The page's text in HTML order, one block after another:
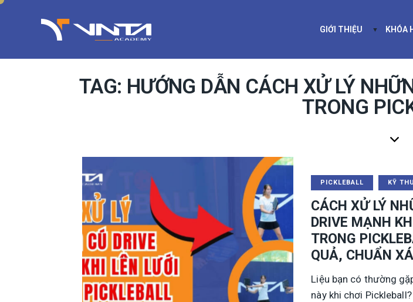
GIỚI THIỆU KHÓA
TAG: HƯỚNG DẪN CÁCH XỬ LÝ
TRONG
PICKLEBALL KỸ
CÁCH XỬ LÝ
DRIVE MẠNH
TRONG
QUẢ, CHUẨN
Liệu bạn có thường
này khi chơi